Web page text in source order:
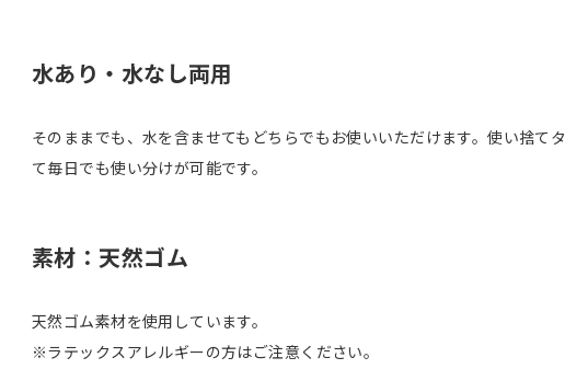
水あり・水なし両用
そのままでも、水を含ませてもどちらでもお使いいただけます。使い捨て
て毎日でも使い分けが可能です。
素材：天然ゴム
天然ゴム素材を使用しています。
※ラテックスアレルギーの方はご注意ください。